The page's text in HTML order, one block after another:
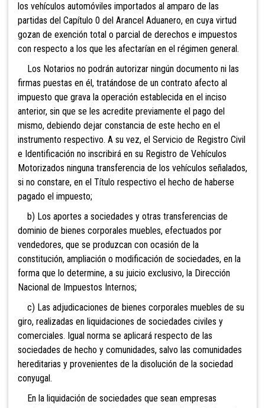
los vehículos automóviles importados al amparo de las
partidas del Capítulo 0 del Arancel Aduanero, en cuya virtud
gozan de exención total o parcial de derechos e impuestos
con respecto a los que les afectarían en el régimen general.
Los Notarios no podrán autorizar ningún documento ni las
firmas puestas en él, tratándose de un contrato afecto al
impuesto que grava la operación establecida en el inciso
anterior, sin que se les acredite previamente el pago del
mismo, debiendo dejar constancia de este hecho en el
instrumento respectivo. A su vez, el Servicio de Registro Civil
e Identificación no inscribirá en su Registro de Vehículos
Motorizados ninguna transferencia de los vehículos señalados,
si no constare, en el Título respectivo el hecho de haberse
pagado el impuesto;
b) Los aportes a sociedades y otras transferencias de
dominio de bienes corporales muebles, efectuados por
vendedores, que se produzcan con ocasión de la
constitución, ampliación o modificación de sociedades, en la
forma que lo determine, a su juicio exclusivo, la Dirección
Nacional de Impuestos Internos;
c) Las adjudicaciones de bienes corporales muebles de su
giro, realizadas en liquidaciones de sociedades civiles y
comerciales. Igual norma se aplicará respecto de las
sociedades de hecho y comunidades, salvo las comunidades
hereditarias y provenientes de la disolución de la sociedad
conyugal.
En la liquidación de sociedades que sean empresas